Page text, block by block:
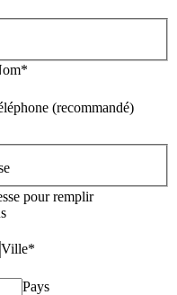
(recommandé)
pour remplir
Ville*
Pays